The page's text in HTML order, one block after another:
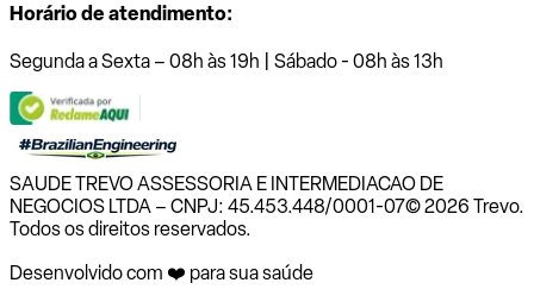
Horário de atendimento:
Segunda a Sexta – 08h às 19h | Sábado - 08h às 13h
SAUDE TREVO ASSESSORIA E INTERMEDIACAO DE
NEGOCIOS LTDA – CNPJ: 45.453.448/0001-07© 2026 Trevo.
Todos os direitos reservados.
Desenvolvido com ❤️ para sua saúde